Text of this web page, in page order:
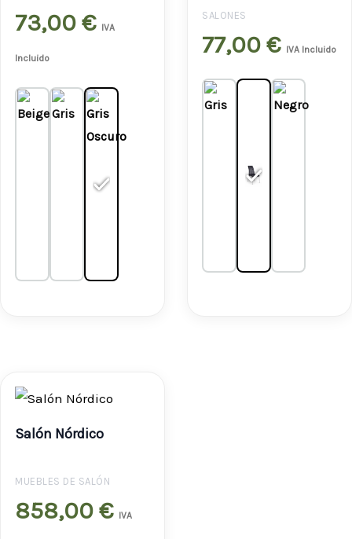
73,00€ IVA
Incluido
SALONES
77,00€ IVA Incluido
Salón Nórdico
MUEBLES DE SALÓN
858,00€ IVA